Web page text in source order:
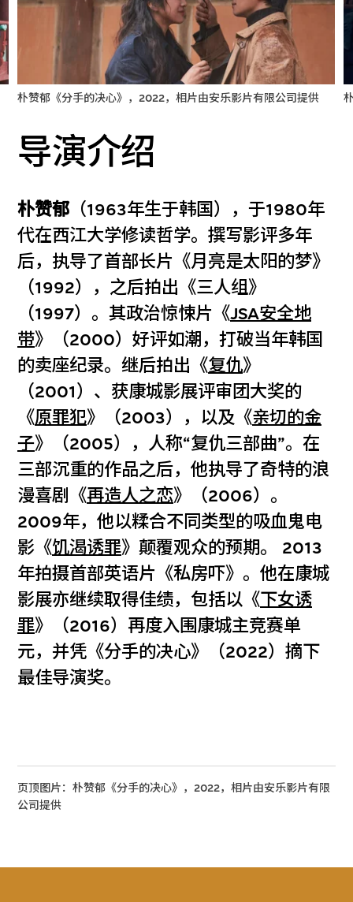
朴赞郁《分手的决心》，2022，相片由安乐影片有限公司提供
导演介绍
朴赞郁（1963年生于韩国），于1980年
代在西江大学修读哲学。撰写影评多年
后，执导了首部长片《月亮是太阳的梦》
（1992），之后拍出《三人组》
（1997）。其政治惊悚片《JSA安全地
带》（2000）好评如潮，打破当年韩国
的卖座纪录。继后拍出《复仇》
（2001）、获康城影展评审团大奖的
《原罪犯》（2003），以及《亲切的金
子》（2005），人称“复仇三部曲”。在
三部沉重的作品之后，他执导了奇特的浪
漫喜剧《再造人之恋》（2006）。
2009年，他以糅合不同类型的吸血鬼电
影《饥渴诱罪》颠覆观众的预期。 2013
年拍摄首部英语片《私房吓》。他在康城
影展亦继续取得佳绩，包括以《下女诱
罪》（2016）再度入围康城主竞赛单
元，并凭《分手的决心》（2022）摘下
最佳导演奖。
页顶图片：朴赞郁《分手的决心》，2022，相片由安乐影片有限
公司提供